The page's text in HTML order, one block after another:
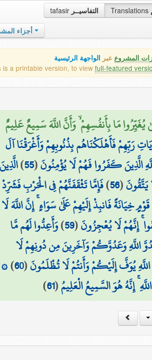
tafasir التفاسيــر Translations
أجزاء
المشروع عبر الواجهة الرئيسية
is a printable version, to view full-featured
مَا بِأَنفُسِهِمْ ۙ وَأَنَّ اللَّهَ سَمِيعٌ عَلِيمٌ
رَبِّهِمْ فَأَهْلَكْنَاهُم بِذُنُوبِهِمْ وَأَغْرَقْنَا آلَ
الَّذِينَ كَفَرُوا فَهُمْ لَا يُؤْمِنُونَ(
55
)الَّذِينَ
(
56
)فَإِمَّا تَثْقَفَنَّهُمْ فِي الْحَرْبِ فَشَرِّدْ
خِيَانَةً فَانبِذْ إِلَيْهِمْ عَلَىٰ سَوَاءٍ ۚ إِنَّ اللَّهَ لَا
إِنَّهُمْ لَا يُعْجِزُونَ(
59
)وَأَعِدُّوا لَهُم مَّا
اللَّهِ وَعَدُوَّكُمْ وَآخَرِينَ مِن دُونِهِمْ لَا
يُوَفَّ إِلَيْكُمْ وَأَنتُمْ لَا تُظْلَمُونَ(
60
)۞
إِنَّهُ هُوَ السَّمِيعُ الْعَلِيمُ(
61
)